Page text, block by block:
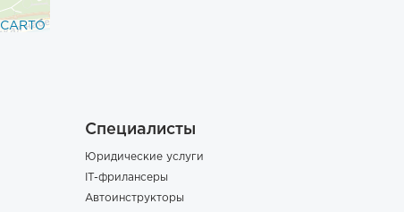
CARTO
Специалисты
Юридические услуги
IT-фрилансеры
Автоинструкторы